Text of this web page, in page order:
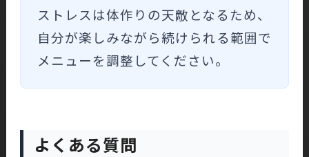
ストレスは体作りの天敵となるため、
自分が楽しみながら続けられる範囲で
メニューを調整してください。
よくある質問